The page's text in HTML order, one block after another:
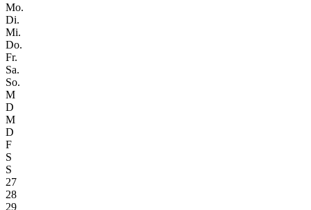
Mo.
Di.
Mi.
Do.
Fr.
Sa.
So.
M
D
M
D
F
S
S
27
28
29